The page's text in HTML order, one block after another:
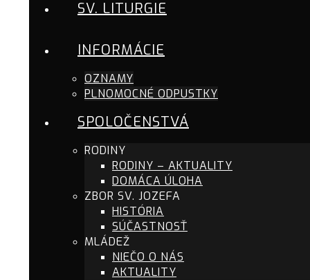
SV. LITURGIE
INFORMÁCIE
OZNAMY
PLNOMOCNÉ ODPUSTKY
SPOLOČENSTVÁ
RODINY
RODINY – AKTUALITY
DOMÁCA ÚLOHA
ZBOR SV. JOZEFA
HISTÓRIA
SÚČASTNOSŤ
MLÁDEŽ
NIEČO O NÁS
AKTUALITY